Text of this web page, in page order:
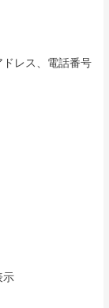
レス、電話番号
示